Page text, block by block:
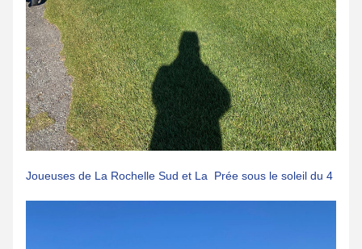
Joueuses de La Rochelle Sud et La  Prée sous le soleil du 4